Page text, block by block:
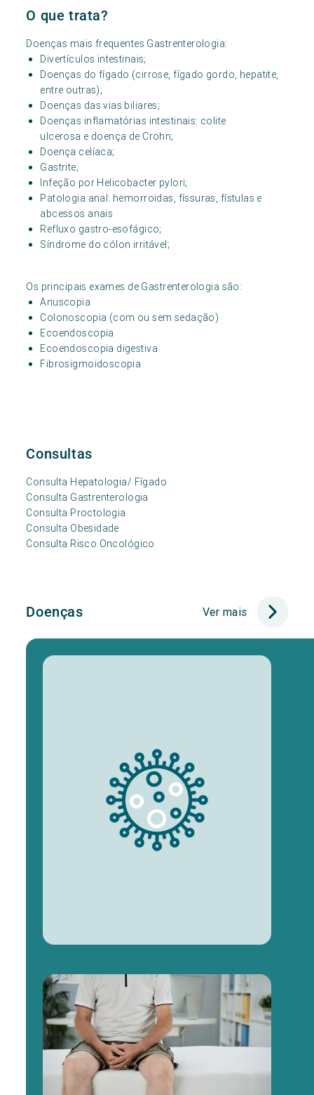
O que trata?
Doenças mais frequentes Gastrenterologia:
Divertículos intestinais;
Doenças do fígado (cirrose, fígado gordo, hepatite,
entre outras);
Doenças das vias biliares;
Doenças inflamatórias intestinais: colite
ulcerosa e doença de Crohn;
Doença celíaca;
Gastrite;
Infeção por Helicobacter pylori;
Patologia anal: hemorroidas, físsuras, fístulas e
abcessos anais
Refluxo gastro-esofágico;
Síndrome do cólon irritável;
Os principais exames de Gastrenterologia são:
Anuscopia
Colonoscopia (com ou sem sedação)
Ecoendoscopia
Ecoendoscopia digestiva
Fibrosigmoidoscopia
Consultas
Consulta Hepatologia/ Fígado
Consulta Gastrenterologia
Consulta Proctologia
Consulta Obesidade
Consulta Risco Oncológico
Doenças Ver mais